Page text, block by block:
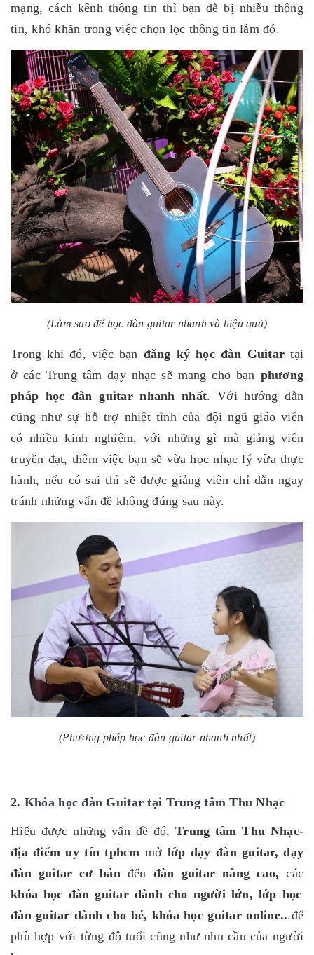
mạng, cách kênh thông tin thì bạn dễ bị nhiễu thông
tin, khó khăn trong việc chọn lọc thông tin lắm đó.
(Làm sao để học đàn guitar nhanh và hiệu quả)
Trong khi đó, việc bạn đăng ký học đàn Guitar tại
ở các Trung tâm dạy nhạc sẽ mang cho bạn phương
pháp học đàn guitar nhanh nhất. Với hướng dẫn
cũng như sự hỗ trợ nhiệt tình của đội ngũ giáo viên
có nhiều kinh nghiệm, với những gì mà giảng viên
truyền đạt, thêm việc bạn sẽ vừa học nhạc lý vừa thực
hành, nếu có sai thì sẽ được giảng viên chỉ dẫn ngay
tránh những vấn đề không đúng sau này.
(Phương pháp học đàn guitar nhanh nhất)
2. Khóa học đàn Guitar tại Trung tâm Thu Nhạc
Hiểu được những vấn đề đó,Trung tâm Thu Nhạc-
địa điểm uy tín tphcm mở lớp dạy đàn guitar, dạy
đàn guitarcơ bản đến đàn guitar nâng cao,các
khóa học đàn guitar dành cho người lớn, lớp học
đàn guitar dành cho bé, khóa học guitar online...để
phù hợp với từng độ tuổi cũng như nhu cầu của người